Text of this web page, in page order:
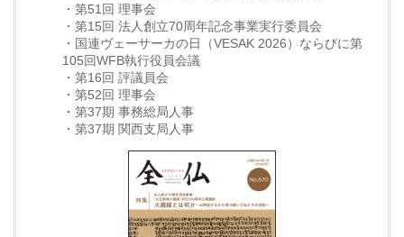
・第51回 理事会
・第15回 法人創立70周年記念事業実行委員会
・国連ヴェーサーカの日（VESAK 2026）ならびに第
105回WFB執行役員会議
・第16回 評議員会
・第52回 理事会
・第37期 事務総局人事
・第37期 関西支局人事